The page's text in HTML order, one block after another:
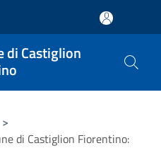
di Castiglion
>
di Castiglion Fiorentino: